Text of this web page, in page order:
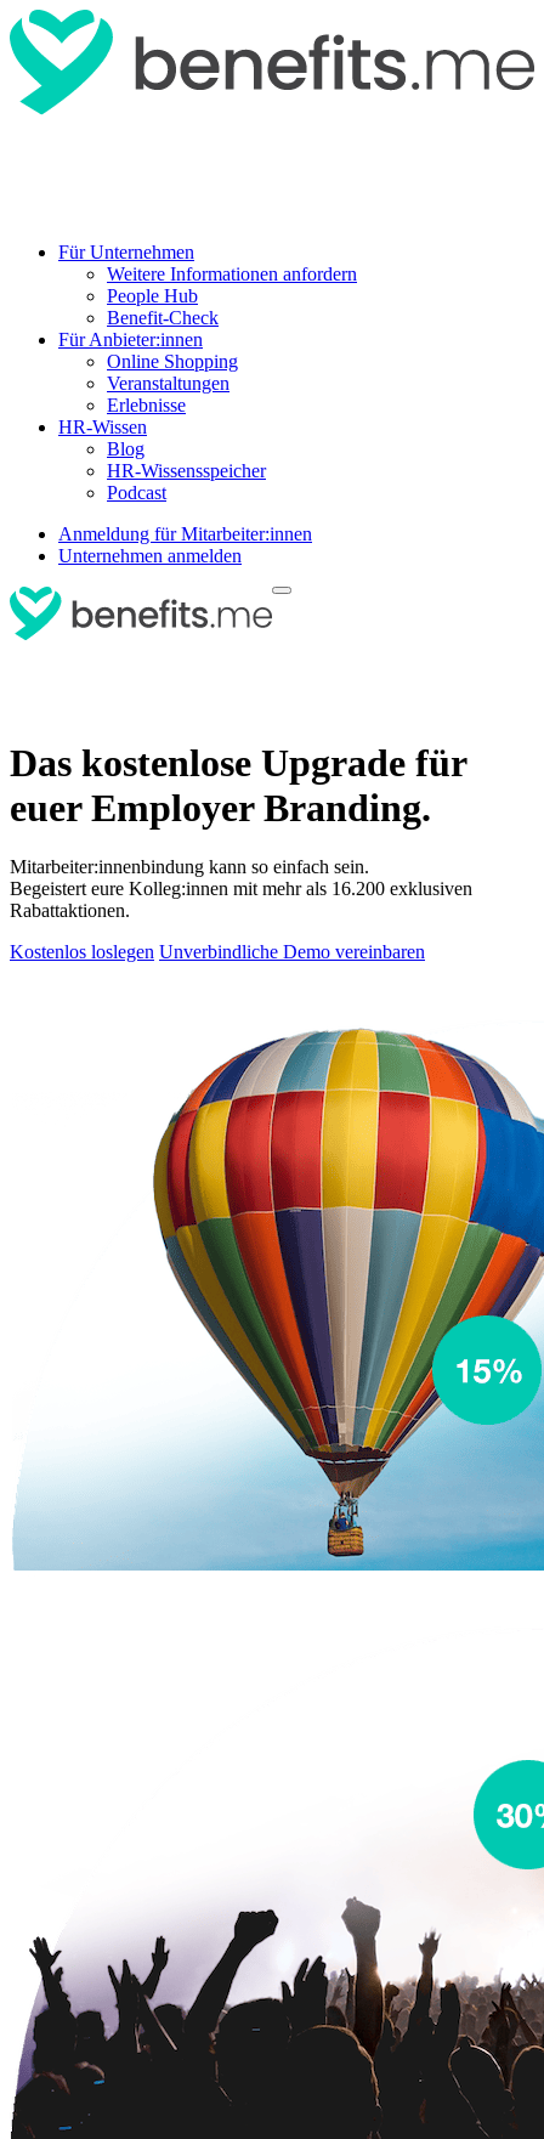
Für Unternehmen
Weitere Informationen anfordern
People Hub
Benefit-Check
Für Anbieter:innen
Online Shopping
Veranstaltungen
Erlebnisse
HR-Wissen
Blog
HR-Wissensspeicher
Podcast
Anmeldung für Mitarbeiter:innen
Unternehmen anmelden
Das kostenlose Upgrade für
euer Employer Branding.
Mitarbeiter:innenbindung kann so einfach sein.
Begeistert eure Kolleg:innen mit mehr als 16.200 exklusiven
Rabattaktionen.
Kostenlos loslegen Unverbindliche Demo vereinbaren